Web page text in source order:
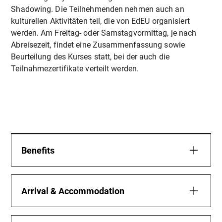
Shadowing. Die Teilnehmenden nehmen auch an
kulturellen Aktivitäten teil, die von EdEU organisiert
werden. Am Freitag- oder Samstagvormittag, je nach
Abreisezeit, findet eine Zusammenfassung sowie
Beurteilung des Kurses statt, bei der auch die
Teilnahmezertifikate verteilt werden.
Benefits
Sie lernen praktische
Situationen angewendet werden können, um Ihr
Arrival & Accommodation
Your Stay – Comfortable,